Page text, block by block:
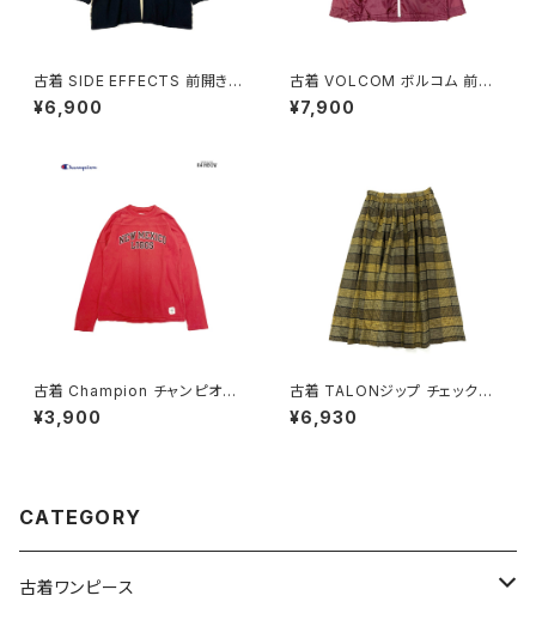
古着 SIDE EFFECTS 前開き
総柄 レオパード柄 長袖 ニット
アウター ベージュ (ttu250905
¥6,900
古着 VOLCOM ボルコム 前開
き 無地 ブランドロゴ 刺繍 ナイ
ロン100％ 長袖 アウター ライト
¥7,900
古着 Champion チャンピオン
NEW MEXICO LOBOS プリン
ト カットソー 長袖 Ｔシャツ 赤 (t
¥3,900
古着 TALONジップ チェック柄
コットン 膝丈 スカート 黄 (ba2
607010)
¥6,930
CATEGORY
古着ワンピース